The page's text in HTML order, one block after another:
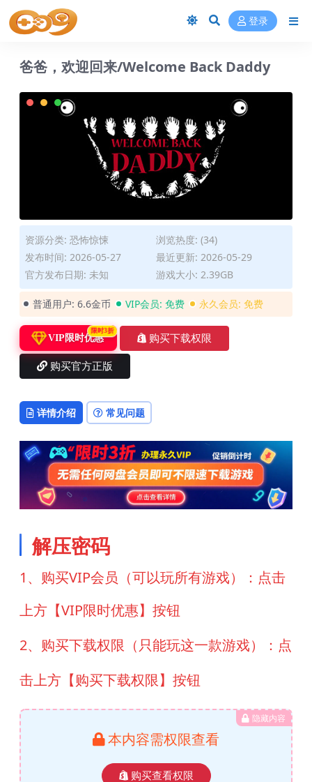
登录
爸爸，欢迎回来/Welcome Back Daddy
资源分类: 恐怖惊悚
浏览热度: (34)
发布时间: 2026-05-27
最近更新: 2026-05-29
官方发布日期: 未知
游戏大小: 2.39GB
普通用户: 6.6金币 VIP会员: 免费 永久会员: 免费
VIP限时优惠
限时3折
购买下载权限
购买官方正版
详情介绍 常见问题
解压密码
1、购买VIP会员（可以玩所有游戏）：点击
上方【VIP限时优惠】按钮
2、购买下载权限（只能玩这一款游戏）：点
击上方【购买下载权限】按钮
隐藏内容
本内容需权限查看
购买查看权限